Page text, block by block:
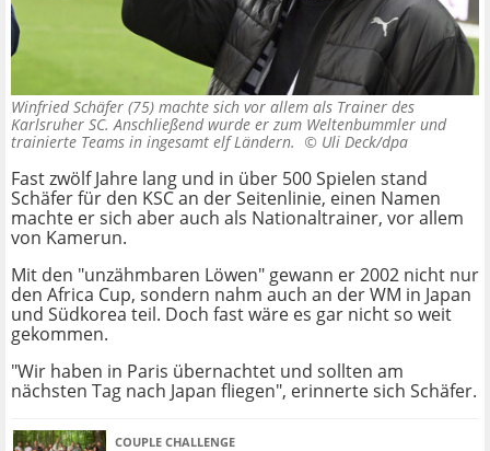
Winfried Schäfer (75) machte sich vor allem als Trainer des
Karlsruher SC. Anschließend wurde er zum Weltenbummler und
trainierte Teams in ingesamt elf Ländern. © Uli Deck/dpa
Fast zwölf Jahre lang und in über 500 Spielen stand
Schäfer für den KSC an der Seitenlinie, einen Namen
machte er sich aber auch als Nationaltrainer, vor allem
von Kamerun.
Mit den "unzähmbaren Löwen" gewann er 2002 nicht nur
den Africa Cup, sondern nahm auch an der WM in Japan
und Südkorea teil. Doch fast wäre es gar nicht so weit
gekommen.
"Wir haben in Paris übernachtet und sollten am
nächsten Tag nach Japan fliegen", erinnerte sich Schäfer.
COUPLE CHALLENGE